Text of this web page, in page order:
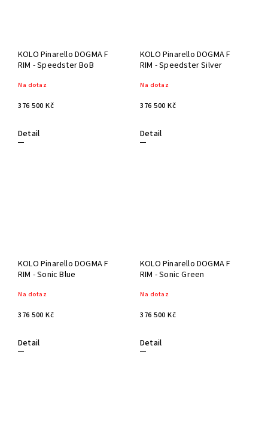
KOLO Pinarello DOGMA F
RIM - Speedster BoB
Na dotaz
376 500 Kč
Detail
KOLO Pinarello DOGMA F
RIM - Speedster Silver
Na dotaz
376 500 Kč
Detail
KOLO Pinarello DOGMA F
RIM - Sonic Blue
Na dotaz
376 500 Kč
Detail
KOLO Pinarello DOGMA F
RIM - Sonic Green
Na dotaz
376 500 Kč
Detail